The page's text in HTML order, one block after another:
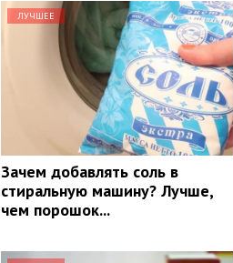
ЛУЧШЕЕ
Зачем добавлять соль в
стиральную машину? Лучше,
чем порошок...